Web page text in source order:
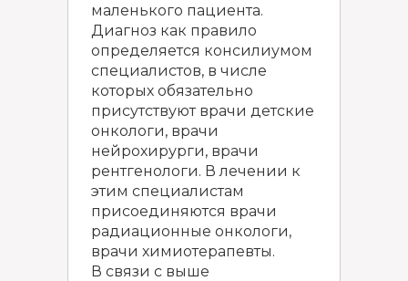
маленького пациента.
Диагноз как правило
определяется консилиумом
специалистов, в числе
которых обязательно
присутствуют врачи детские
онкологи, врачи
нейрохирурги, врачи
рентгенологи. В лечении к
этим специалистам
присоединяются врачи
радиационные онкологи,
врачи химиотерапевты.​
В связи с выше